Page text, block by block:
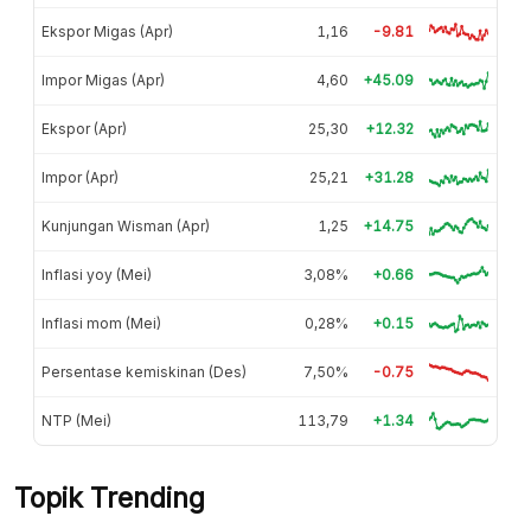
Ekspor Migas (Apr) 1,16 -9.81
Impor Migas (Apr) 4,60 +45.09
Ekspor (Apr) 25,30 +12.32
Impor (Apr) 25,21 +31.28
Kunjungan Wisman (Apr) 1,25 +14.75
Inflasi yoy (Mei) 3,08% +0.66
Inflasi mom (Mei) 0,28% +0.15
Persentase kemiskinan (Des) 7,50% -0.75
NTP (Mei) 113,79 +1.34
Topik Trending